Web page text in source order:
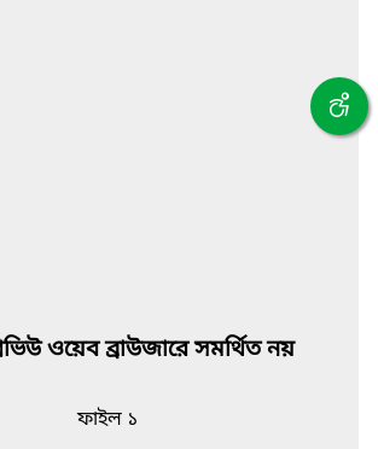
ওয়েব ব্রাউজারে সমর্থিত নয়
ফাইল ১